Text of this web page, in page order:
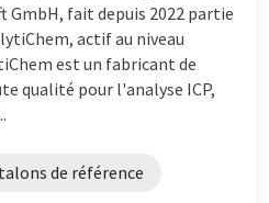
GmbH, fait depuis 2022 partie
actif au niveau
est un fabricant de
qualité pour l'analyse ICP,
de référence